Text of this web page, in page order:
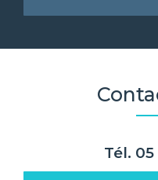
Tél. 05